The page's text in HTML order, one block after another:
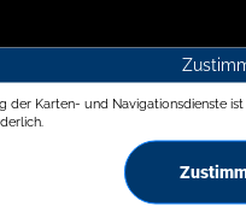
der Karten- und Navigationsdienste